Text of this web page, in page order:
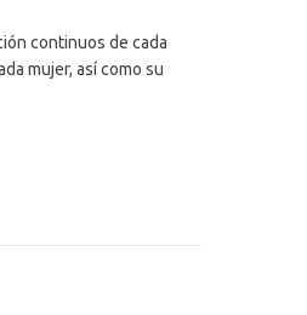
continuos de cada
mujer, así como su